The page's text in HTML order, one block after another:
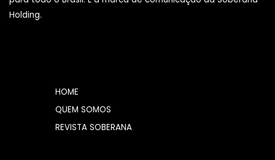
Holding.
HOME
QUEM SOMOS
REVISTA SOBERANA